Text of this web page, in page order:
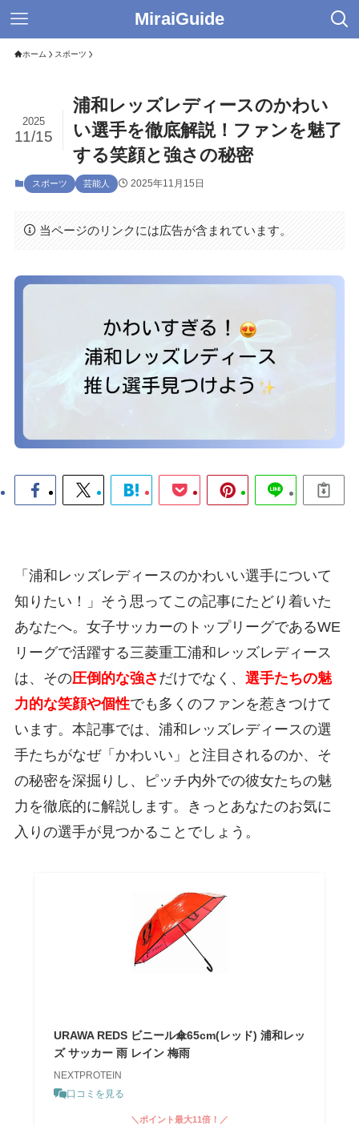
MiraiGuide
ホーム スポーツ
浦和レッズレディースのかわい
い選手を徹底解説！ファンを魅了
する笑顔と強さの秘密
2025
11/15
スポーツ 芸能人 2025年11月15日
当ページのリンクには広告が含まれています。
「浦和レッズレディースのかわいい選手について
知りたい！」そう思ってこの記事にたどり着いた
あなたへ。女子サッカーのトップリーグであるWE
リーグで活躍する三菱重工浦和レッズレディース
は、その圧倒的な強さ だけでなく、 選手たちの魅
力的な笑顔や個性でも多くのファンを惹きつけて
います。本記事では、浦和レッズレディースの選
手たちがなぜ「かわいい」と注目されるのか、そ
の秘密を深掘りし、ピッチ内外での彼女たちの魅
力を徹底的に解説します。きっとあなたのお気に
入りの選手が見つかることでしょう。
URAWA REDS ビニール傘65cm(レッド) 浦和レッ
ズ サッカー 雨 レイン 梅雨
NEXTPROTEIN
口コミを見る
＼ポイント最大11倍！／